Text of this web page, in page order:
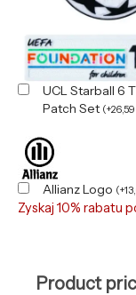
UCL Starball 6
Patch Set (+26,59
Allianz Logo (+
Zyskaj 10% rabatu
Product